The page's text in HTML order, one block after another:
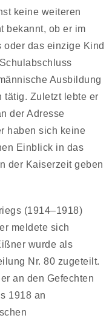
keine weiteren
bekannt, ob er im
oder das einzige Kind
Ausbildung
tätig. Zuletzt lebte er
der Adresse
haben sich keine
Einblick in das
der Kaiserzeit geben
(1914–1918)
meldete sich
wurde als
Nr. 80 zugeteilt.
an den Gefechten
1918 an